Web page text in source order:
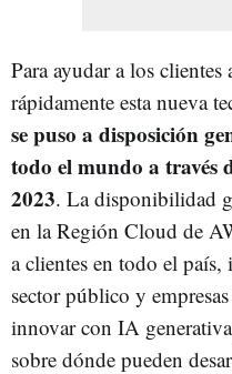
Para ayudar a los
rápidamente esta nueva
se puso a disposición
todo el mundo a través
2023. La disponibilidad
en la Región Cloud de
a clientes en todo el
sector público y
innovar con IA
sobre dónde pueden